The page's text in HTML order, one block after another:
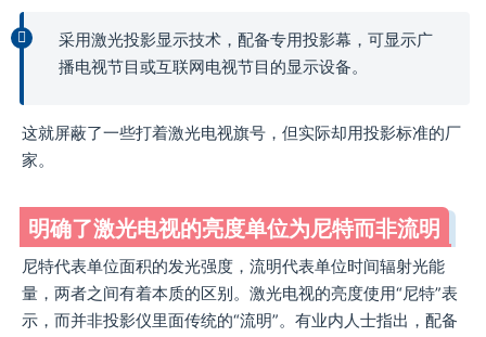
采用激光投影显示技术，配备专用投影幕，可显示广
播电视节目或互联网电视节目的显示设备。
这就屏蔽了一些打着激光电视旗号，但实际却用投影标准的厂
家。
明确了激光电视的亮度单位为尼特而非流明
尼特代表单位面积的发光强度，流明代表单位时间辐射光能
量，两者之间有着本质的区别。激光电视的亮度使用“尼特”表
示，而并非投影仪里面传统的“流明”。有业内人士指出，配备